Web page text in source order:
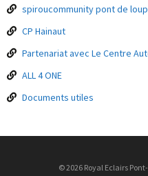
spiroucommunity pont de loup
CP Hainaut
Partenariat avec Le Centre
ALL 4 ONE
Documents utiles
© 2026 Royal Eclairs